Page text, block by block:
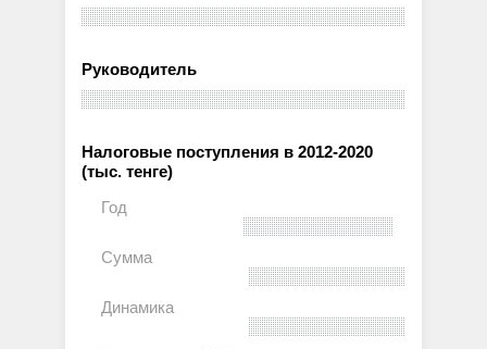
Руководитель
Налоговые поступления в 2012-2020
(тыс. тенге)